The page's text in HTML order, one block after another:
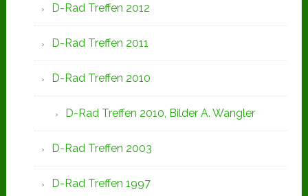
D-Rad Treffen 2012
D-Rad Treffen 2011
D-Rad Treffen 2010
D-Rad Treffen 2010, Bilder A. Wangler
D-Rad Treffen 2003
D-Rad Treffen 1997